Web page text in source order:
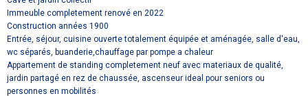
Immeuble completement renové en 2022
Construction années 1900
Entrée, séjour, cuisine ouverte totalement équipée et aménagée, salle d'eau,
wc séparés, buanderie,chauffage par pompe a chaleur
Appartement de standing completement neuf avec materiaux de qualité,
jardin partagé en rez de chaussée, ascenseur ideal pour seniors ou
personnes en mobilités